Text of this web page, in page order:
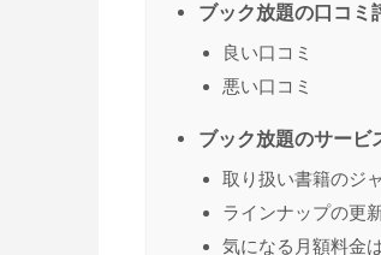
ブック放題の口コミ
良い口コミ
悪い口コミ
ブック放題のサービ
取り扱い書籍のジ
ラインナップの更
気になる月額料金